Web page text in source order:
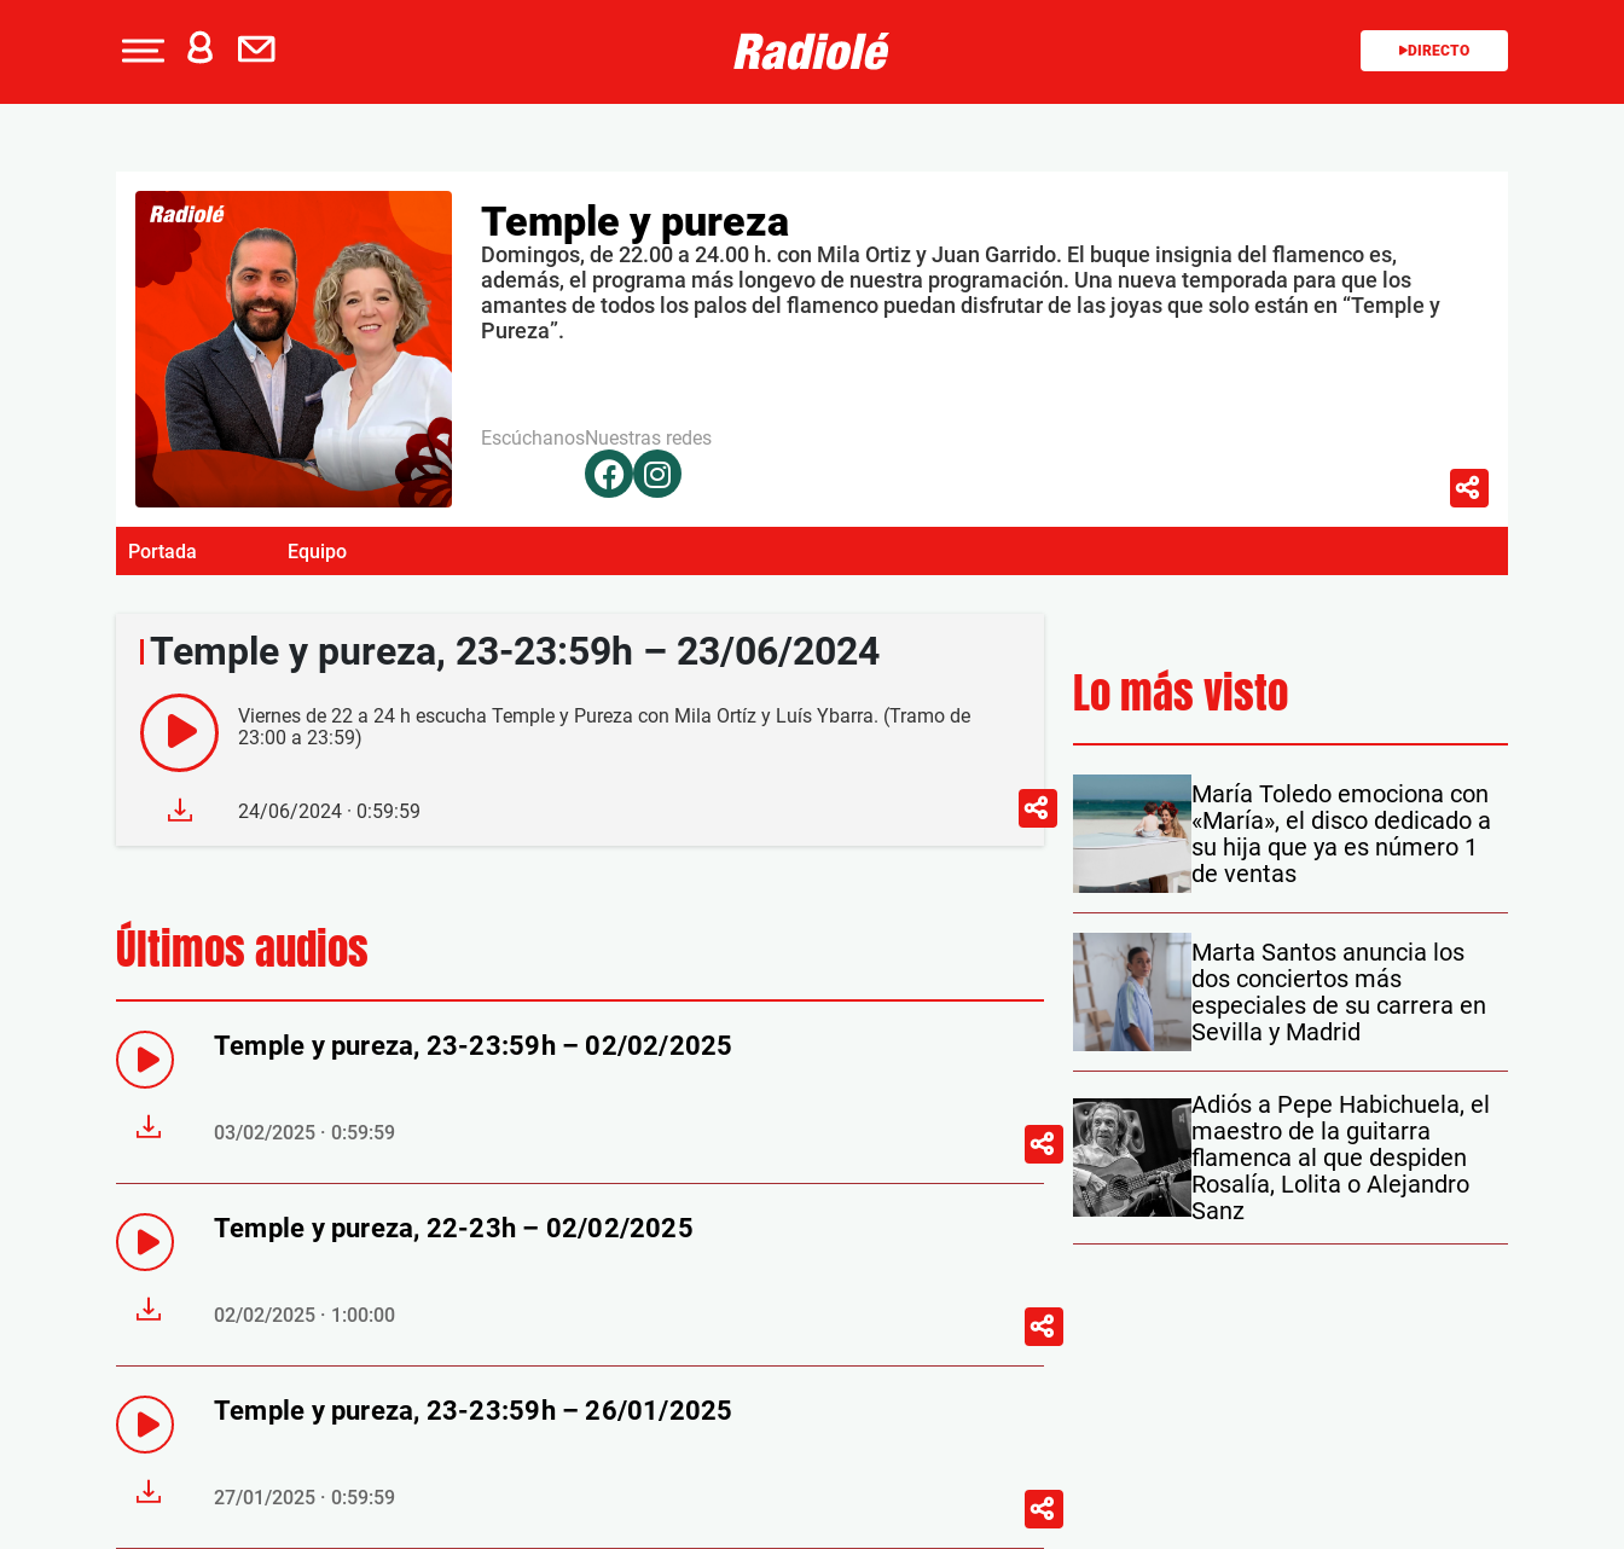
DIRECTO
Temple y pureza
Domingos, de 22.00 a 24.00 h. con Mila Ortiz y Juan Garrido. El buque insignia del flamenco es,
además, el programa más longevo de nuestra programación. Una nueva temporada para que los
amantes de todos los palos del flamenco puedan disfrutar de las joyas que solo están en “Temple y
Pureza”.
EscúchanosNuestras redes
Portada Equipo
Temple y pureza, 23-23:59h – 23/06/2024
Viernes de 22 a 24 h escucha Temple y Pureza con Mila Ortíz y Luís Ybarra. (Tramo de
23:00 a 23:59)
24/06/2024 · 0:59:59
Últimos audios
Temple y pureza, 23-23:59h – 02/02/2025
03/02/2025 · 0:59:59
Temple y pureza, 22-23h – 02/02/2025
02/02/2025 · 1:00:00
Temple y pureza, 23-23:59h – 26/01/2025
27/01/2025 · 0:59:59
Lo más visto
María Toledo emociona con
«María», el disco dedicado a
su hija que ya es número 1
de ventas
Marta Santos anuncia los
dos conciertos más
especiales de su carrera en
Sevilla y Madrid
Adiós a Pepe Habichuela, el
maestro de la guitarra
flamenca al que despiden
Rosalía, Lolita o Alejandro
Sanz